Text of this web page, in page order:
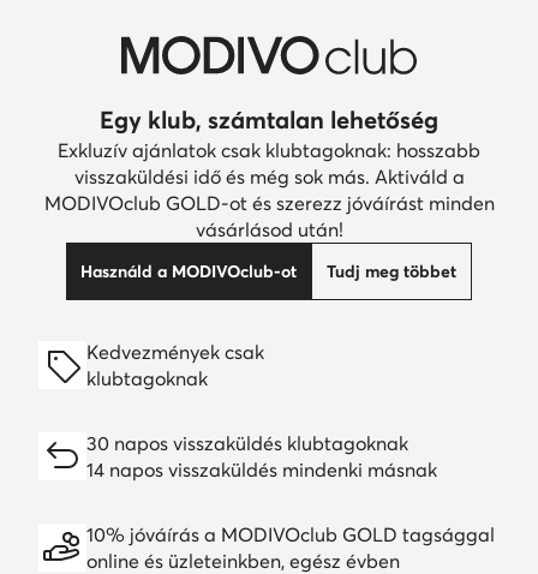
Egy klub, számtalan lehetőség
Exkluzív ajánlatok csak klubtagoknak: hosszabb
visszaküldési idő és még sok más. Aktiváld a
MODIVOclub GOLD-ot és szerezz jóváírást minden
vásárlásod után!
Használd a MODIVOclub-ot Tudj meg többet
Kedvezmények csak
klubtagoknak
30 napos visszaküldés klubtagoknak
14 napos visszaküldés mindenki másnak
10% jóváírás a MODIVOclub GOLD tagsággal
online és üzleteinkben, egész évben